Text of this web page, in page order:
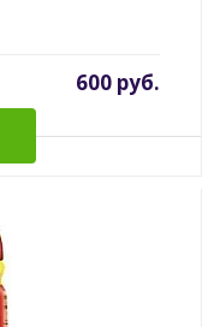
600 руб.